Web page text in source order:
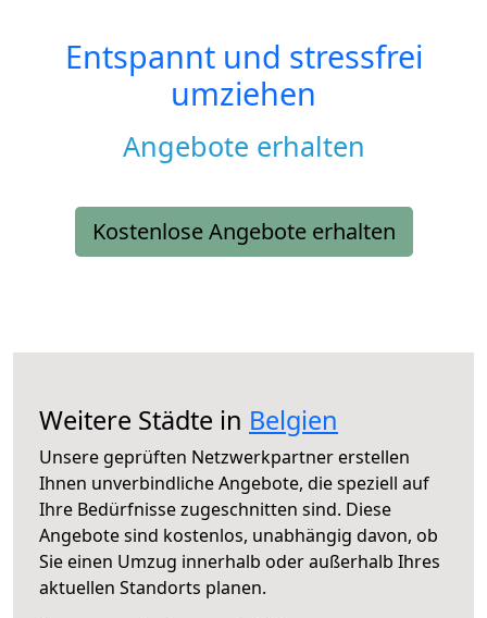
Entspannt und stressfrei
umziehen
Angebote erhalten
Kostenlose Angebote erhalten
Weitere Städte in Belgien
Unsere geprüften Netzwerkpartner erstellen
Ihnen unverbindliche Angebote, die speziell auf
Ihre Bedürfnisse zugeschnitten sind. Diese
Angebote sind kostenlos, unabhängig davon, ob
Sie einen Umzug innerhalb oder außerhalb Ihres
aktuellen Standorts planen.